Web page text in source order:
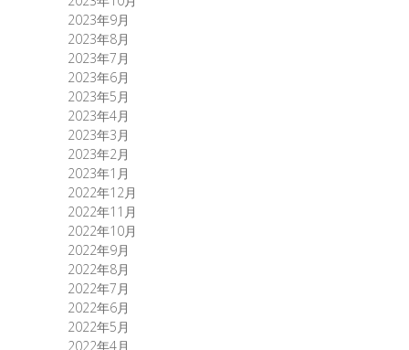
2023年9月
2023年8月
2023年7月
2023年6月
2023年5月
2023年4月
2023年3月
2023年2月
2023年1月
2022年12月
2022年11月
2022年10月
2022年9月
2022年8月
2022年7月
2022年6月
2022年5月
2022年4月